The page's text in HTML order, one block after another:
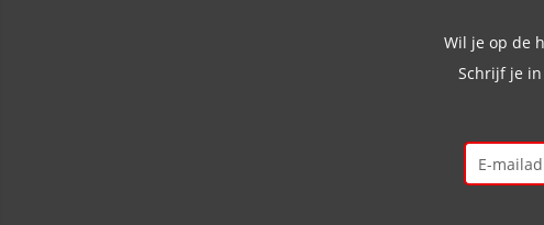
Wil je op de
Schrijf je